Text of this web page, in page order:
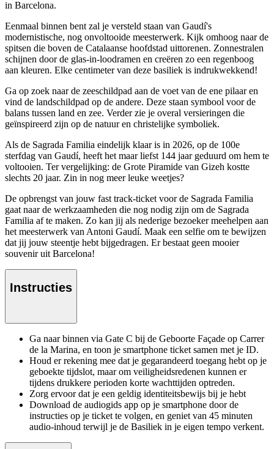
in Barcelona.
Eenmaal binnen bent zal je versteld staan van Gaudí's
modernistische, nog onvoltooide meesterwerk. Kijk omhoog naar de
spitsen die boven de Catalaanse hoofdstad uittorenen. Zonnestralen
schijnen door de glas-in-loodramen en creëren zo een regenboog
aan kleuren. Elke centimeter van deze basiliek is indrukwekkend!
Ga op zoek naar de zeeschildpad aan de voet van de ene pilaar en
vind de landschildpad op de andere. Deze staan symbool voor de
balans tussen land en zee. Verder zie je overal versieringen die
geïnspireerd zijn op de natuur en christelijke symboliek.
Als de Sagrada Familia eindelijk klaar is in 2026, op de 100e
sterfdag van Gaudí, heeft het maar liefst 144 jaar geduurd om hem te
voltooien. Ter vergelijking: de Grote Piramide van Gizeh kostte
slechts 20 jaar. Zin in nog meer leuke weetjes?
De opbrengst van jouw fast track-ticket voor de Sagrada Familia
gaat naar de werkzaamheden die nog nodig zijn om de Sagrada
Familia af te maken. Zo kan jij als nederige bezoeker meehelpen aan
het meesterwerk van Antoni Gaudí. Maak een selfie om te bewijzen
dat jij jouw steentje hebt bijgedragen. Er bestaat geen mooier
souvenir uit Barcelona!
Instructies
Ga naar binnen via Gate C bij de Geboorte Façade op Carrer
de la Marina, en toon je smartphone ticket samen met je ID.
Houd er rekening mee dat je gegarandeerd toegang hebt op je
geboekte tijdslot, maar om veiligheidsredenen kunnen er
tijdens drukkere perioden korte wachttijden optreden.
Zorg ervoor dat je een geldig identiteitsbewijs bij je hebt
Download de audiogids app op je smartphone door de
instructies op je ticket te volgen, en geniet van 45 minuten
audio-inhoud terwijl je de Basiliek in je eigen tempo verkent.